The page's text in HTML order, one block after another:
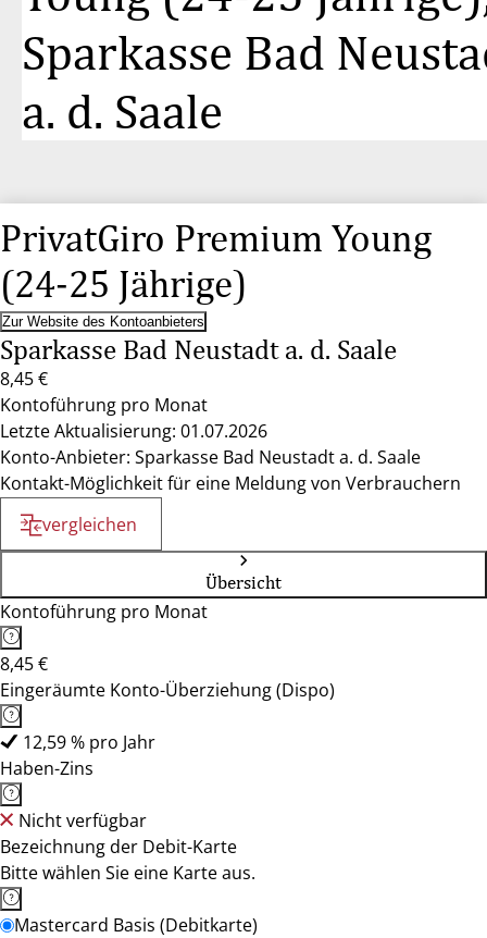
Sparkasse Bad
a. d. Saale
PrivatGiro Premium Young
(24-25 Jährige)
Zur Website des Kontoanbieters
Sparkasse Bad Neustadt a. d. Saale
8,45 €
Kontoführung pro Monat
Letzte Aktualisierung: 01.07.2026
Konto-Anbieter: Sparkasse Bad Neustadt a. d. Saale
Kontakt-Möglichkeit für eine Meldung von Verbrauchern
vergleichen
Übersicht
Kontoführung pro Monat
8,45 €
Eingeräumte Konto-Überziehung (Dispo)
12,59 % pro Jahr
Haben-Zins
Nicht verfügbar
Bezeichnung der Debit-Karte
Bitte wählen Sie eine Karte aus.
Mastercard Basis (Debitkarte)